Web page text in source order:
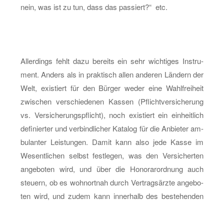
nein, was ist zu tun, dass das pas­siert?“ etc.
Al­ler­dings fehlt dazu be­reits ein sehr wich­ti­ges In­stru­
ment. An­ders als in prak­tisch allen an­de­ren Län­dern der
Welt, exis­tiert für den Bür­ger weder eine Wahl­frei­heit
zwi­schen ver­schie­de­nen Kas­sen (Pflicht­ver­si­che­rung
vs. Ver­si­che­rungs­pflicht), noch exis­tiert ein ein­heit­lich
de­fi­nier­ter und ver­bind­li­cher Ka­ta­log für die An­bie­ter am­
bu­lan­ter Leis­tun­gen. Damit kann also jede Kasse im
We­sent­li­chen selbst fest­le­gen, was den Ver­si­cher­ten
an­ge­bo­ten wird, und über die Ho­no­rar­ord­nung auch
steu­ern, ob es wohn­ort­nah durch Ver­trags­ärz­te an­ge­bo­
ten wird, und zudem kann in­ner­halb des be­ste­hen­den